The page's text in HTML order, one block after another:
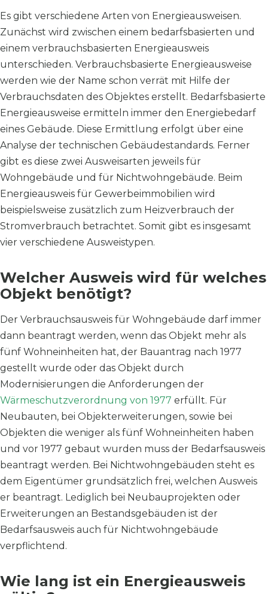
Es gibt verschiedene Arten von Energieausweisen.
Zunächst wird zwischen einem bedarfsbasierten und
einem verbrauchsbasierten Energieausweis
unterschieden. Verbrauchsbasierte Energieausweise
werden wie der Name schon verrät mit Hilfe der
Verbrauchsdaten des Objektes erstellt. Bedarfsbasierte
Energieausweise ermitteln immer den Energiebedarf
eines Gebäude. Diese Ermittlung erfolgt über eine
Analyse der technischen Gebäudestandards. Ferner
gibt es diese zwei Ausweisarten jeweils für
Wohngebäude und für Nichtwohngebäude. Beim
Energieausweis für Gewerbeimmobilien wird
beispielsweise zusätzlich zum Heizverbrauch der
Stromverbrauch betrachtet. Somit gibt es insgesamt
vier verschiedene Ausweistypen.
Welcher Ausweis wird für welches
Objekt benötigt?
Der Verbrauchsausweis für Wohngebäude darf immer
dann beantragt werden, wenn das Objekt mehr als
fünf Wohneinheiten hat, der Bauantrag nach 1977
gestellt wurde oder das Objekt durch
Modernisierungen die Anforderungen der
Wärmeschutzverordnung von 1977 erfüllt. Für
Neubauten, bei Objekterweiterungen, sowie bei
Objekten die weniger als fünf Wohneinheiten haben
und vor 1977 gebaut wurden muss der Bedarfsausweis
beantragt werden. Bei Nichtwohngebäuden steht es
dem Eigentümer grundsätzlich frei, welchen Ausweis
er beantragt. Lediglich bei Neubauprojekten oder
Erweiterungen an Bestandsgebäuden ist der
Bedarfsausweis auch für Nichtwohngebäude
verpflichtend.
Wie lang ist ein Energieausweis